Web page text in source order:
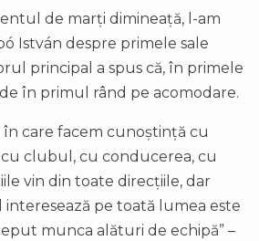
de marți dimineață, l-am
István despre primele sale
principal a spus că, în primele
în primul rând pe acomodare.
în care facem cunoștință cu
clubul, cu conducerea, cu
vin din toate direcțiile, dar
interesează pe toată lumea este
munca alături de echipă” –